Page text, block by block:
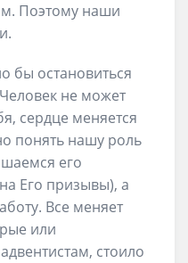
Поэтому наши
бы остановиться
не может
сердце меняется
понять нашу роль
его
Его призывы), а
Все меняет
или
стоило